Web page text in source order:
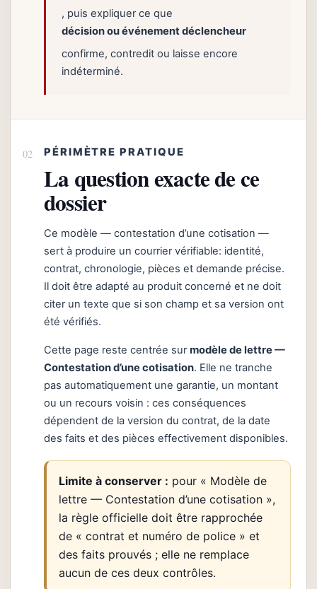
, puis expliquer ce que
décision ou événement déclencheur
confirme, contredit ou laisse encore
indéterminé.
PÉRIMÈTRE PRATIQUE
La question exacte de ce
dossier
Ce modèle — contestation d’une cotisation —
sert à produire un courrier vérifiable: identité,
contrat, chronologie, pièces et demande précise.
Il doit être adapté au produit concerné et ne doit
citer un texte que si son champ et sa version ont
été vérifiés.
Cette page reste centrée surmodèle de lettre —
Contestation d’une cotisation. Elle ne tranche
pas automatiquement une garantie, un montant
ou un recours voisin : ces conséquences
dépendent de la version du contrat, de la date
des faits et des pièces effectivement disponibles.
Limite à conserver : pour « Modèle de
lettre — Contestation d’une cotisation »,
la règle officielle doit être rapprochée
de « contrat et numéro de police » et
des faits prouvés ; elle ne remplace
aucun de ces deux contrôles.